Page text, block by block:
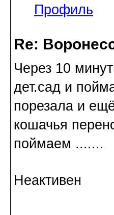
Профиль
Re:
Через 10
дет.сад и
порезала и
кошачья
поймаем .......
Неактивен